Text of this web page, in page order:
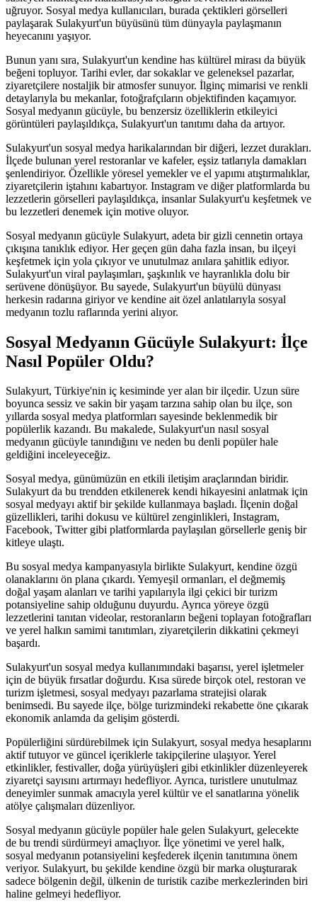
uğruyor. Sosyal medya kullanıcıları, burada çektikleri görselleri
paylaşarak Sulakyurt'un büyüsünü tüm dünyayla paylaşmanın
heyecanını yaşıyor.
Bunun yanı sıra, Sulakyurt'un kendine has kültürel mirası da büyük
beğeni topluyor. Tarihi evler, dar sokaklar ve geleneksel pazarlar,
ziyaretçilere nostaljik bir atmosfer sunuyor. İlginç mimarisi ve renkli
detaylarıyla bu mekanlar, fotoğrafçıların objektifinden kaçamıyor.
Sosyal medyanın gücüyle, bu benzersiz özelliklerin etkileyici
görüntüleri paylaşıldıkça, Sulakyurt'un tanıtımı daha da artıyor.
Sulakyurt'un sosyal medya harikalarından bir diğeri, lezzet durakları.
İlçede bulunan yerel restoranlar ve kafeler, eşsiz tatlarıyla damakları
şenlendiriyor. Özellikle yöresel yemekler ve el yapımı atıştırmalıklar,
ziyaretçilerin iştahını kabartıyor. Instagram ve diğer platformlarda bu
lezzetlerin görselleri paylaşıldıkça, insanlar Sulakyurt'u keşfetmek ve
bu lezzetleri denemek için motive oluyor.
Sosyal medyanın gücüyle Sulakyurt, adeta bir gizli cennetin ortaya
çıkışına tanıklık ediyor. Her geçen gün daha fazla insan, bu ilçeyi
keşfetmek için yola çıkıyor ve unutulmaz anılara şahitlik ediyor.
Sulakyurt'un viral paylaşımları, şaşkınlık ve hayranlıkla dolu bir
serüvene dönüşüyor. Bu sayede, Sulakyurt'un büyülü dünyası
herkesin radarına giriyor ve kendine ait özel anlatılarıyla sosyal
medyanın tozlu raflarında yerini alıyor.
Sosyal Medyanın Gücüyle Sulakyurt: İlçe
Nasıl Popüler Oldu?
Sulakyurt, Türkiye'nin iç kesiminde yer alan bir ilçedir. Uzun süre
boyunca sessiz ve sakin bir yaşam tarzına sahip olan bu ilçe, son
yıllarda sosyal medya platformları sayesinde beklenmedik bir
popülerlik kazandı. Bu makalede, Sulakyurt'un nasıl sosyal
medyanın gücüyle tanındığını ve neden bu denli popüler hale
geldiğini inceleyeceğiz.
Sosyal medya, günümüzün en etkili iletişim araçlarından biridir.
Sulakyurt da bu trendden etkilenerek kendi hikayesini anlatmak için
sosyal medyayı aktif bir şekilde kullanmaya başladı. İlçenin doğal
güzellikleri, tarihi dokusu ve kültürel zenginlikleri, Instagram,
Facebook, Twitter gibi platformlarda paylaşılan görsellerle geniş bir
kitleye ulaştı.
Bu sosyal medya kampanyasıyla birlikte Sulakyurt, kendine özgü
olanaklarını ön plana çıkardı. Yemyeşil ormanları, el değmemiş
doğal yaşam alanları ve tarihi yapılarıyla ilgi çekici bir turizm
potansiyeline sahip olduğunu duyurdu. Ayrıca yöreye özgü
lezzetlerini tanıtan videolar, restoranların beğeni toplayan fotoğrafları
ve yerel halkın samimi tanıtımları, ziyaretçilerin dikkatini çekmeyi
başardı.
Sulakyurt'un sosyal medya kullanımındaki başarısı, yerel işletmeler
için de büyük fırsatlar doğurdu. Kısa sürede birçok otel, restoran ve
turizm işletmesi, sosyal medyayı pazarlama stratejisi olarak
benimsedi. Bu sayede ilçe, bölge turizmindeki rekabette öne çıkarak
ekonomik anlamda da gelişim gösterdi.
Popülerliğini sürdürebilmek için Sulakyurt, sosyal medya hesaplarını
aktif tutuyor ve güncel içeriklerle takipçilerine ulaşıyor. Yerel
etkinlikler, festivaller, doğa yürüyüşleri gibi etkinlikler düzenleyerek
ziyaretçi sayısını artırmayı hedefliyor. Ayrıca, turistlere unutulmaz
deneyimler sunmak amacıyla yerel kültür ve el sanatlarına yönelik
atölye çalışmaları düzenliyor.
Sosyal medyanın gücüyle popüler hale gelen Sulakyurt, gelecekte
de bu trendi sürdürmeyi amaçlıyor. İlçe yönetimi ve yerel halk,
sosyal medyanın potansiyelini keşfederek ilçenin tanıtımına önem
veriyor. Sulakyurt, bu şekilde kendine özgü bir marka oluşturarak
sadece bölgenin değil, ülkenin de turistik cazibe merkezlerinden biri
haline gelmeyi hedefliyor.